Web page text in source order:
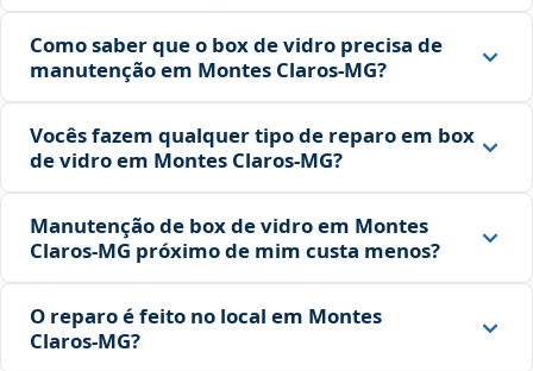
Como saber que o box de vidro precisa de
manutenção em Montes Claros‑MG?
Vocês fazem qualquer tipo de reparo em box
de vidro em Montes Claros‑MG?
Manutenção de box de vidro em Montes
Claros‑MG próximo de mim custa menos?
O reparo é feito no local em Montes
Claros‑MG?